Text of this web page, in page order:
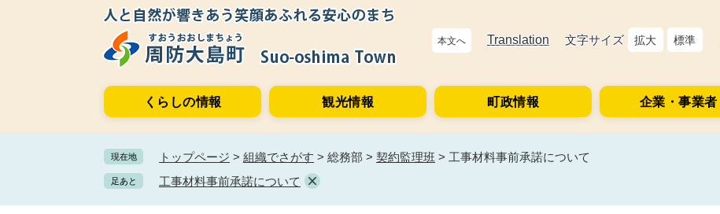
本文へ Translation 文字サイズ 拡大 標準
くらしの情報 観光情報 町政情報 企業・事業者
現在地 トップページ > 組織でさがす > 総務部 > 契約監理班 > 工事材料事前承諾について
足あと 工事材料事前承諾について